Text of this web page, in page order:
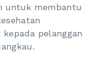
untuk membantu
pelanggan